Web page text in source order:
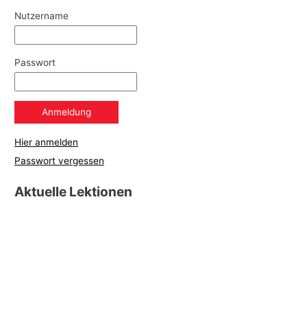
Nutzername
Passwort
Hier anmelden
Passwort vergessen
Aktuelle Lektionen